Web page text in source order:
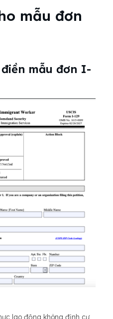
mẫu đơn
mẫu đơn I-
lao động không định cư,